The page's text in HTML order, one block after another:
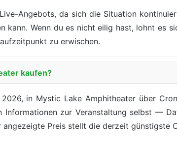
Angebots, da sich die Situation
kann. Wenn du es nicht eilig hast, lohnt es
zu erwischen.
kaufen?
in Mystic Lake Amphitheater über
zur Veranstaltung selbst —
Preis stellt die derzeit günstigste